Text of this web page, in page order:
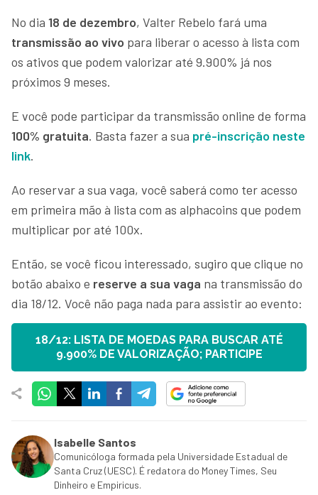
No dia 18 de dezembro, Valter Rebelo fará uma
transmissão ao vivo para liberar o acesso à lista com
os ativos que podem valorizar até 9.900% já nos
próximos 9 meses.
E você pode participar da transmissão online de forma
100% gratuita. Basta fazer a sua pré-inscrição neste
link.
Ao reservar a sua vaga, você saberá como ter acesso
em primeira mão à lista com as alphacoins que podem
multiplicar por até 100x.
Então, se você ficou interessado, sugiro que clique no
botão abaixo e reserve a sua vaga na transmissão do
dia 18/12. Você não paga nada para assistir ao evento:
18/12: LISTA DE MOEDAS PARA BUSCAR ATÉ
9.900% DE VALORIZAÇÃO; PARTICIPE
Isabelle Santos
Comunicóloga formada pela Universidade Estadual de
Santa Cruz (UESC). É redatora do Money Times, Seu
Dinheiro e Empiricus.